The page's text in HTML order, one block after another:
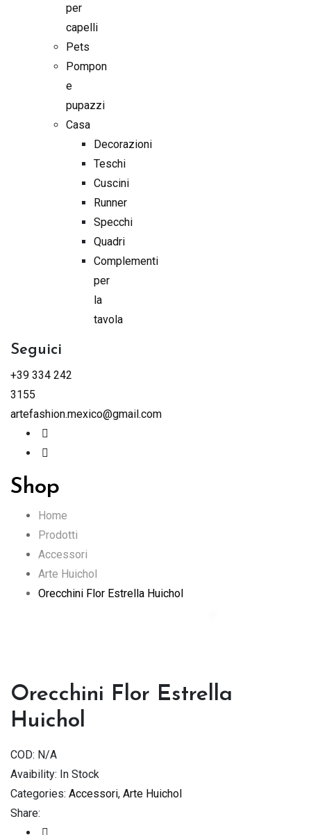
per
capelli
Pets
Pompon
e
pupazzi
Casa
Decorazioni
Teschi
Cuscini
Runner
Specchi
Quadri
Complementi
per
la
tavola
Seguici
+39 334 242
3155
artefashion.mexico@gmail.com
Shop
Home
Prodotti
Accessori
Arte Huichol
Orecchini Flor Estrella Huichol
Orecchini Flor Estrella
Huichol
COD: N/A
Avaibility: In Stock
Categories: Accessori, Arte Huichol
Share: